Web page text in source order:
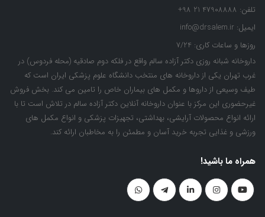
تلفن: 47908888 21 98+
ایمیل: info@drsalem.ir
روزها و ساعات کاری: 7/24
داروخانه شبانه روزی دکتر آزاده سالم واقع در فلکه دوم صادقیه (محله فردوس) در
غرب تهران یکی از داروخانه های منتخب دانشگاه علوم پزشکی ایران است که
طیف وسیعی از داروها و مکمل های بیماران خاص را تامین می کند. بخش فروش
غیرحضوری این مرکز با عنوان داروخانه آنلاین دکتر آزاده سالم در تلاش است تا با
ارائه انواع محصولات آرایشی، بهداشتی، تجهیزات پزشکی و انواع مکمل های
ورزشی و غذایی تجربه خرید آسان و مطمئن را به مخاطبان ارائه کند.
همراه ما باشید!